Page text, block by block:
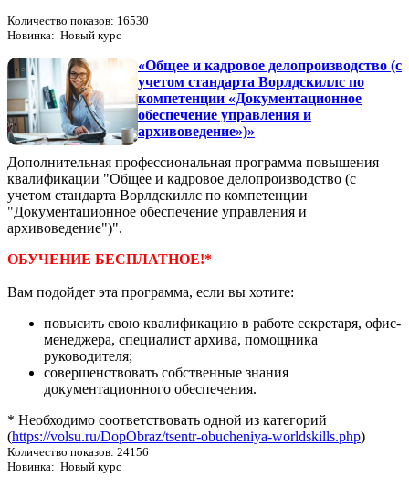
Количество показов: 16530
Новинка: Новый курс
«Общее и кадровое делопроизводство (с
учетом стандарта Ворлдскиллс по
компетенции «Документационное
обеспечение управления и
архивоведение»)»
Дополнительная профессиональная программа повышения
квалификации "Общее и кадровое делопроизводство (с
учетом стандарта Ворлдскиллс по компетенции
"Документационное обеспечение управления и
архивоведение")".
ОБУЧЕНИЕ БЕСПЛАТНОЕ!*
Вам подойдет эта программа, если вы хотите:
повысить свою квалификацию в работе секретаря, офис-
менеджера, специалист архива, помощника
руководителя;
совершенствовать собственные знания
документационного обеспечения.
* Необходимо соответствовать одной из категорий
(https://volsu.ru/DopObraz/tsentr-obucheniya-worldskills.php)
Количество показов: 24156
Новинка: Новый курс